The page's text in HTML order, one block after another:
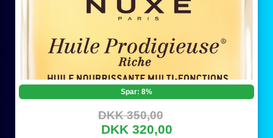
Spar: 8%
DKK 350,00
DKK 320,00